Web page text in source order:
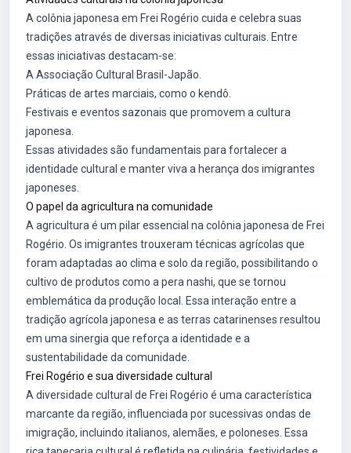
A colônia japonesa em Frei Rogério cuida e celebra suas
tradições através de diversas iniciativas culturais. Entre
essas iniciativas destacam-se:
A Associação Cultural Brasil-Japão.
Práticas de artes marciais, como o kendô.
Festivais e eventos sazonais que promovem a cultura
japonesa.
Essas atividades são fundamentais para fortalecer a
identidade cultural e manter viva a herança dos imigrantes
japoneses.
O papel da agricultura na comunidade
A agricultura é um pilar essencial na colônia japonesa de Frei
Rogério. Os imigrantes trouxeram técnicas agrícolas que
foram adaptadas ao clima e solo da região, possibilitando o
cultivo de produtos como a pera nashi, que se tornou
emblemática da produção local. Essa interação entre a
tradição agrícola japonesa e as terras catarinenses resultou
em uma sinergia que reforça a identidade e a
sustentabilidade da comunidade.
Frei Rogério e sua diversidade cultural
A diversidade cultural de Frei Rogério é uma característica
marcante da região, influenciada por sucessivas ondas de
imigração, incluindo italianos, alemães, e poloneses. Essa